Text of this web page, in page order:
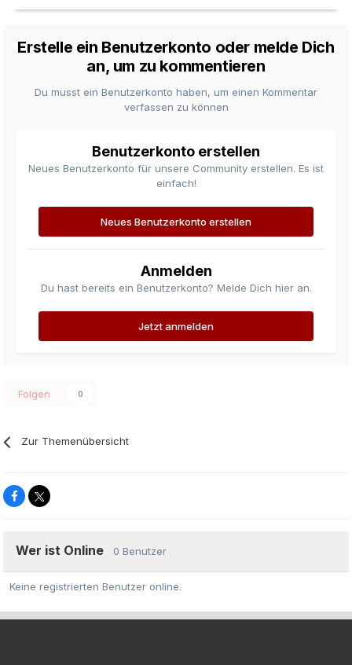
Erstelle ein Benutzerkonto oder melde Dich
an, um zu kommentieren
Du musst ein Benutzerkonto haben, um einen Kommentar
verfassen zu können
Benutzerkonto erstellen
Neues Benutzerkonto für unsere Community erstellen. Es ist
einfach!
Neues Benutzerkonto erstellen
Anmelden
Du hast bereits ein Benutzerkonto? Melde Dich hier an.
Jetzt anmelden
Folgen 0
Zur Themenübersicht
Wer ist Online 0 Benutzer
Keine registrierten Benutzer online.